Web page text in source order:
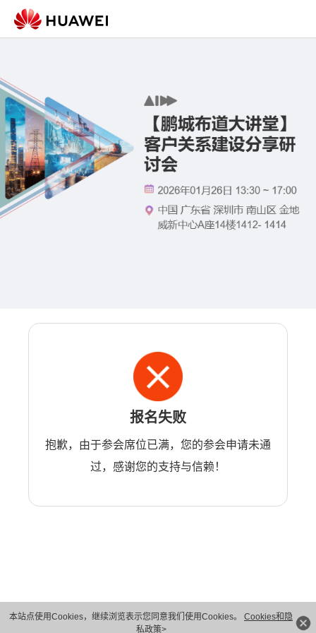
本站点使用Cookies，继续浏览表示您同意我们使用Cookies。 Cookies和隐
私政策>
报名失败
抱歉，由于参会席位已满，您的参会申请未通
过，感谢您的支持与信赖！
版权所有 © 华为技术有限公司 1998-2026。 保留一切权利。粤A2-20044005号